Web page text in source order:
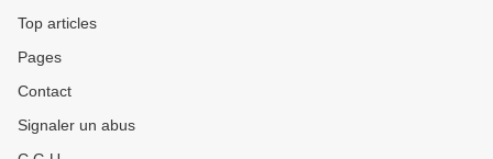
Top articles
Pages
Contact
Signaler un abus